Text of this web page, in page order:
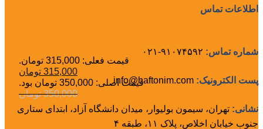
350,000 تومان
قیمت اصلی: 350,000 تومان بود.
315,000 تومان
قیمت فعلی: 315,000 تومان.
اطلاعات تماس
شماره تماس: ۹۱۰۷۴۵۹۲-۰۲۱
پست الکترونیک: info@haftonim.com
نشانی: تهران، سیمون بولیوار، میدان دانشگاه آزاد، ابتدای ستاری
جنوب خیابان اخلاص، پلاک ۱۱، طبقه ۴